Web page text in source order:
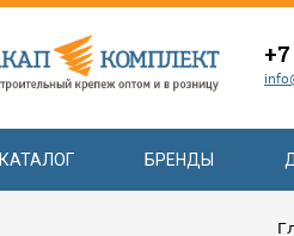
КАТАЛОГ БРЕНДЫ